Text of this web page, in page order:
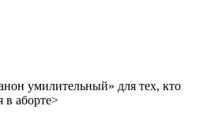
умилительный» для тех, кто
в аборте>